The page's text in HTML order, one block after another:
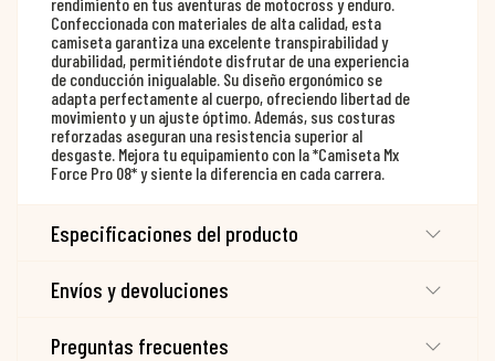
Confeccionada con materiales de alta calidad, esta
camiseta garantiza una excelente transpirabilidad y
durabilidad, permitiéndote disfrutar de una experiencia
de conducción inigualable. Su diseño ergonómico se
adapta perfectamente al cuerpo, ofreciendo libertad de
movimiento y un ajuste óptimo. Además, sus costuras
reforzadas aseguran una resistencia superior al
desgaste. Mejora tu equipamiento con la *Camiseta Mx
Force Pro 08* y siente la diferencia en cada carrera.
Especificaciones del producto
Envíos y devoluciones
Preguntas frecuentes